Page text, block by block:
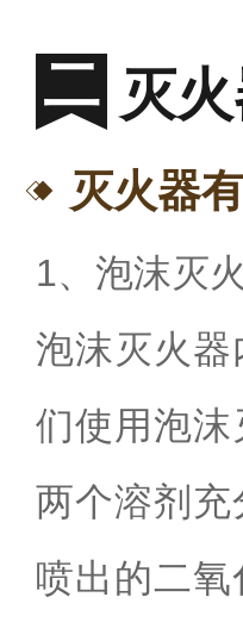
灭
灭火器
1、泡沫灭
泡沫灭火
们使用泡
两个溶剂
喷出的二